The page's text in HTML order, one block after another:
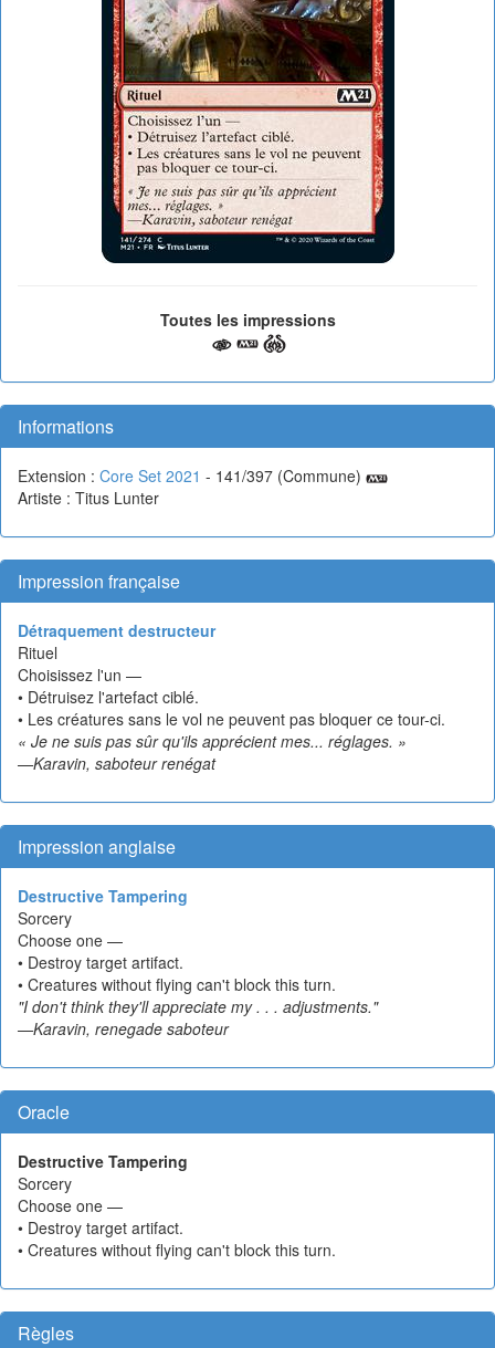
Toutes les impressions
Informations
Extension : Core Set 2021 - 141/397 (Commune)
Artiste : Titus Lunter
Impression française
Détraquement destructeur
Rituel
Choisissez l'un —
• Détruisez l'artefact ciblé.
• Les créatures sans le vol ne peuvent pas bloquer ce tour-ci.
« Je ne suis pas sûr qu'ils apprécient mes... réglages. »
—Karavin, saboteur renégat
Impression anglaise
Destructive Tampering
Sorcery
Choose one —
• Destroy target artifact.
• Creatures without flying can't block this turn.
"I don't think they'll appreciate my . . . adjustments."
—Karavin, renegade saboteur
Oracle
Destructive Tampering
Sorcery
Choose one —
• Destroy target artifact.
• Creatures without flying can't block this turn.
Règles